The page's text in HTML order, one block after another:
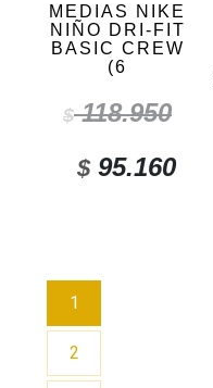
MEDIAS NIKE
NIÑO DRI-FIT
BASIC CREW
(6
$118.950
$95.160
1
2